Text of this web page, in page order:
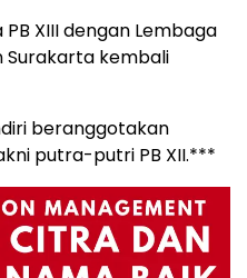
XIII dengan Lembaga
Surakarta kembali
beranggotakan
putra-putri PB XII.***